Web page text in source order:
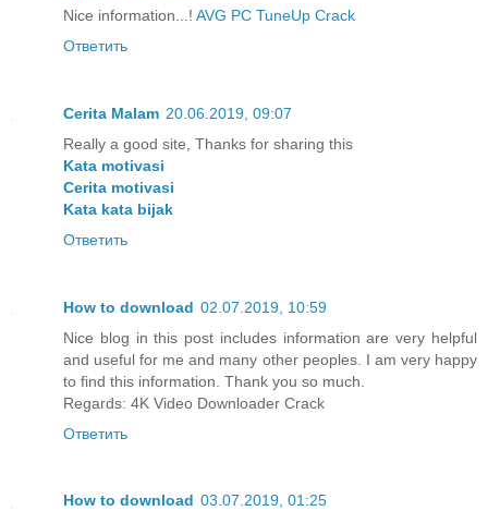
Nice information...! AVG PC TuneUp Crack
Ответить
Cerita Malam 20.06.2019, 09:07
Really a good site, Thanks for sharing this
Kata motivasi
Cerita motivasi
Kata kata bijak
Ответить
How to download 02.07.2019, 10:59
Nice blog in this post includes information are very helpful
and useful for me and many other peoples. I am very happy
to find this information. Thank you so much.
Regards: 4K Video Downloader Crack
Ответить
How to download 03.07.2019, 01:25